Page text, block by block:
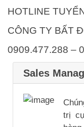
HOTLINE
CÔNG TY BẤT
0909.477.288 –
Sales
trị